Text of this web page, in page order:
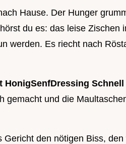
Hause. Der Hunger
du es: das leise Zischen
werden. Es riecht nach
HonigSenfDressing
gemacht und die
den nötigen Biss, den